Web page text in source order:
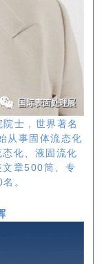
士，世界著名
从事固体流态化
化、液固流化
文章500筒、专
。